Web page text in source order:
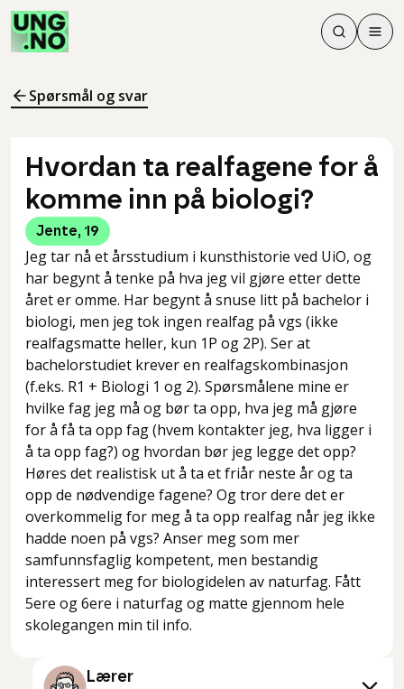
Søk
Søk
Meny
Spørsmål og svar
Hvordan ta realfagene for å
komme inn på biologi?
Jente, 19
Jeg tar nå et årsstudium i kunsthistorie ved UiO, og
har begynt å tenke på hva jeg vil gjøre etter dette
året er omme. Har begynt å snuse litt på bachelor i
biologi, men jeg tok ingen realfag på vgs (ikke
realfagsmatte heller, kun 1P og 2P). Ser at
bachelorstudiet krever en realfagskombinasjon
(f.eks. R1 + Biologi 1 og 2). Spørsmålene mine er
hvilke fag jeg må og bør ta opp, hva jeg må gjøre
for å få ta opp fag (hvem kontakter jeg, hva ligger i
å ta opp fag?) og hvordan bør jeg legge det opp?
Høres det realistisk ut å ta et friår neste år og ta
opp de nødvendige fagene? Og tror dere det er
overkommelig for meg å ta opp realfag når jeg ikke
hadde noen på vgs? Anser meg som mer
samfunnsfaglig kompetent, men bestandig
interessert meg for biologidelen av naturfag. Fått
5ere og 6ere i naturfag og matte gjennom hele
skolegangen min til info.
Lærer